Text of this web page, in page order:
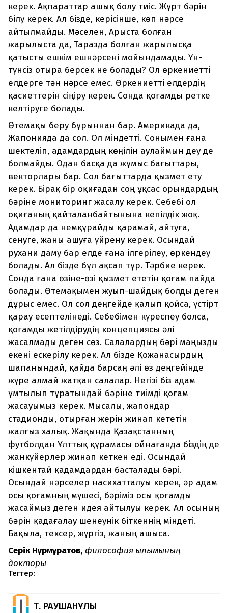
керек. Ақпараттар ашық болу тиіс. Жұрт бәрін
білу керек. Ал бізде, керісінше, көп нәрсе
айтылмайды. Мәселен, Арыста болған
жарылыста да, Таразда болған жарылысқа
қатысты ешкім ешнәрсені мойындамады. Үн-
түнсіз отыра берсек не болады? Ол өркениетті
елдерге тән нәрсе емес. Өркениетті елдердің
қасиеттерін сіңіру керек. Сонда қоғамды ретке
келтіруге болады.
Өтемақы беру бұрыннан бар. Америкада да,
Жапонияда да сол. Ол міндетті. Сонымен ғана
шектеліп, адамдардың көңілін аулаймын деу де
болмайды. Одан басқа да жұмыс бағыттары,
векторлары бар. Сол бағыттарда қызмет ету
керек. Бірақ бір оқиғадан соң ұқсас орындардың
бәріне мониторинг жасалу керек. Себебі ол
оқиғаның қайталанбайтынына кепілдік жоқ.
Адамдар да немқұрайды қарамай, айтуға,
сенуге, жаны ашуға үйрену керек. Осындай
рухани даму бар елде ғана ілгерілеу, өркендеу
болады. Ал бізде бұл ақсап тұр. Тәрбие керек.
Сонда ғана өзіне-өзі қызмет ететін қоғам пайда
болады. Өтемақымен жуып-шайдық болды деген
дұрыс емес. Ол сол деңгейде қалып қойса, үстірт
қарау есептелінеді. Себебімен күреспеу болса,
қоғамды жетілдірудің концепциясы әлі
жасалмады деген сөз. Салалардың бәрі маңызды
екені ескерілу керек. Ал бізде Қожанасырдың
шапанындай, қайда барсаң әлі өз деңгейінде
жүре алмай жатқан салалар. Негізі біз адам
ұмтылып тұратындай бәріне тиімді қоғам
жасауымыз керек. Мысалы, жапондар
стадионды, отырған жерін жинап кететін
жалғыз халық. Жақында Қазақстанның
футболдан Ұлттық құрамасы ойнағанда біздің де
жанкүйерлер жинап кеткен еді. Осындай
кішкентай қадамдардан басталады бәрі.
Осындай нәрселер насихатталуы керек, әр адам
осы қоғамның мүшесі, бәріміз осы қоғамды
жасаймыз деген идея айтылуы керек. Ал осының
бәрін қадағалау шенеунік біткеннің міндеті.
Бақыла, тексер, жүргіз, жаның ашыса.
Серік Нұрмұратов, философия ғылымының
докторы
Тегтер:
Т. РАУШАНҰЛЫ